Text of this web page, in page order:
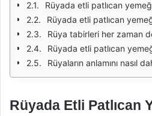
Rüyada etli patlıcan
Rüyada etli patlıcan
Rüya tabirleri her zaman
Rüyada etli patlıcan yemeği
Rüyaların anlamını nasıl
Rüyada Etli Patlıcan